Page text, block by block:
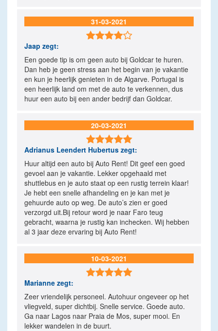
31-03-2021

Jaap zegt:
Een goede tip is om geen auto bij Goldcar te huren.
Dan heb je geen stress aan het begin van je vakantie
en kun je heerlijk genieten in de Algarve. Portugal is
een heerlijk land om met de auto te verkennen, dus
huur een auto bij een ander bedrijf dan Goldcar.
20-03-2021

Adrianus Leendert Hubertus zegt:
Huur altijd een auto bij Auto Rent! Dit geef een goed
gevoel aan je vakantie. Lekker opgehaald met
shuttlebus en je auto staat op een rustig terrein klaar!
Je hebt een snelle afhandeling en je kan met je
gehuurde auto op weg. De auto’s zien er goed
verzorgd uit.Bij retour word je naar Faro teug
gebracht, waarna je rustig kan inchecken. Wij hebben
al 3 jaar deze ervaring bij Auto Rent!
10-03-2021

Marianne zegt:
Zeer vriendelijk personeel. Autohuur ongeveer op het
vliegveld, super dichtbij. Snelle service. Goede auto.
Ga naar Lagos naar Praia de Mos, super mooi. En
lekker wandelen in de buurt.